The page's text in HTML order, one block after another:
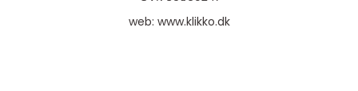
web: www.klikko.dk